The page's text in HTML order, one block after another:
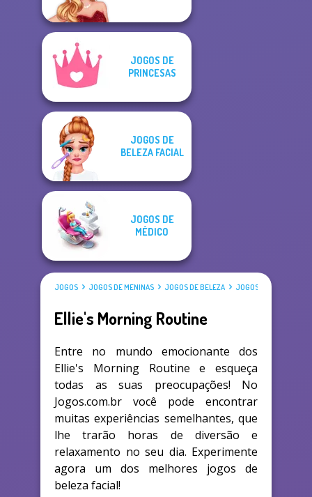
JOGOS DE
PRINCESAS
JOGOS DE
BELEZA FACIAL
JOGOS DE
MÉDICO
JOGOS JOGOS DE MENINAS JOGOS DE BELEZA JOGOS DE BELEZA
Ellie's Morning Routine
Entre no mundo emocionante dos
Ellie's Morning Routine e esqueça
todas as suas preocupações! No
Jogos.com.br você pode encontrar
muitas experiências semelhantes, que
lhe trarão horas de diversão e
relaxamento no seu dia. Experimente
agora um dos melhores jogos de
beleza facial!